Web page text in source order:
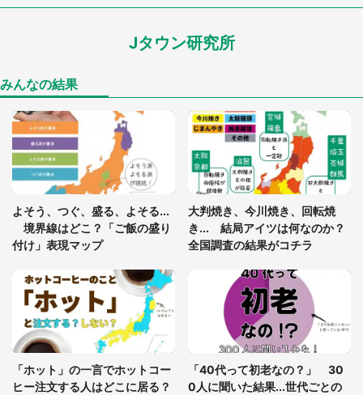
ードル高い」
あまりにも四角すぎる猫、激写される 「これもう
「閉所恐怖症の私は新幹線で大パニック。隣席の青
年に『手を繋いで』とお願いしたら...」 体験談に
8万人感動
グっちゃってた〝野生の野菜〟に6.5万人戦慄
「○○がない街に住んでいます」住人の呟きに30万
人驚がく 何が存在しないか、あなたはわかる？
「修学旅行に途中参加する娘を送って行ったら、真
っ暗な道で遭難状態。なんとか見つけた民家に助け
を求めると、住人の男性が...」
Jタウン研究所
みんなの結果
よそう、つぐ、盛る、よそる...
境界線はどこ？「ご飯の盛り
付け」表現マップ
大判焼き、今川焼き、回転焼
き... 結局アイツは何なのか？
全国調査の結果がコチラ
「ホット」の一言でホットコー
ヒー注文する人はどこに居る？
「40代って初老なの？」 30
0人に聞いた結果...世代ごとの